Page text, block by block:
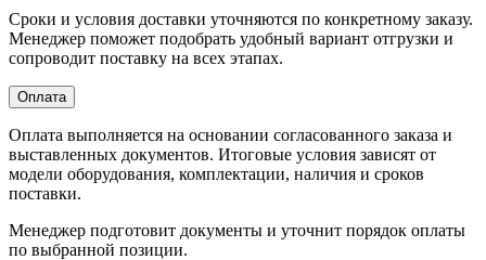
Сроки и условия доставки уточняются по конкретному заказу.
Менеджер поможет подобрать удобный вариант отгрузки и
сопроводит поставку на всех этапах.
Оплата
Оплата выполняется на основании согласованного заказа и
выставленных документов. Итоговые условия зависят от
модели оборудования, комплектации, наличия и сроков
поставки.
Менеджер подготовит документы и уточнит порядок оплаты
по выбранной позиции.